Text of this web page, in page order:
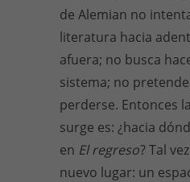
de Alemian no
literatura hacia
afuera; no busca
sistema; no
perderse. Entonces
surge es: ¿hacia
en El regreso? Tal
nuevo lugar: un